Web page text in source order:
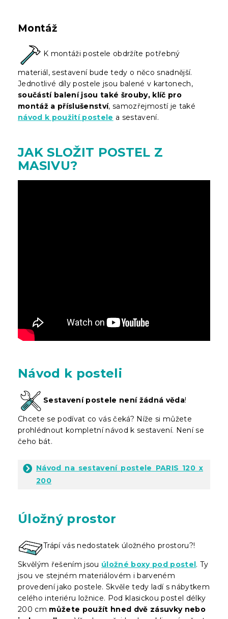
Montáž
K montáži postele obdržíte potřebný
materiál, sestavení bude tedy o něco snadnější.
Jednotlivé díly postele jsou balené v kartonech,
součástí balení jsou také šrouby, klíč pro
montáž a příslušenství, samozřejmostí je také
návod k použití postele a sestavení.
JAK SLOŽIT POSTEL Z
MASIVU?
Návod k posteli
Sestavení postele není žádná věda!
Chcete se podívat co vás čeká? Níže si můžete
prohlédnout kompletní návod k sestavení. Není se
čeho bát.
Návod na sestavení postele PARIS 120 x
200
Úložný prostor
Trápí vás nedostatek úložného prostoru?!
Skvělým řešením jsou úložné boxy pod postel. Ty
jsou ve stejném materiálovém i barveném
provedení jako postele. Skvěle tedy ladí s nábytkem
celého interiéru ložnice. Pod klasickou postel délky
200 cm můžete použít hned dvě zásuvky nebo